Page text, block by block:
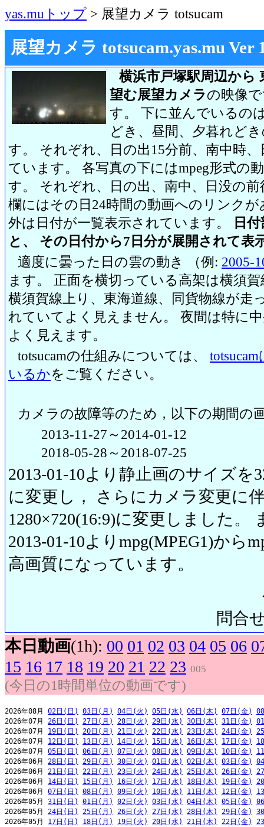
yas.muトップ > 展望カメラ totsucam
展望カメラ totsucam.yas.mu Ver
横浜市戸塚駅周辺から
望む展望カメラの映像
す。 下に並んでいるの
どき、昼間、夕暮れど
す。 それぞれ、日の出15分前、南中時
ています。 各写真の下にはmpeg形式の
す。 それぞれ、日の出、南中、日没の
欄にはその日24時間の動画へのリンク
外は日付が一覧表示されています。
日
と、 その日付から7日分が展開されて表
適度に曇った日の雲の動き （例: 2005-
ます。 正面を横切っている高架は横須
横須賀線上り、東海道線、同貨物線が走
れていてよく見えません。 夜間は特に
よく見えます。
totsucamの仕組みについては、
いるかをご覧ください。
カメラの故障等のため，以下の期間の
2013-11-27～2014-01-12
2018-05-28～2018-07-25
2013-01-10より静止画のサイズを
に変更し， さらにカメラ変更に
1280×720(16:9)に変更しました。
2013-01-10よりmpg(MPEG1)から
高画質になっています。
問合
本日動画(1h): 00 01 02 03 04 05 06
15 16 17 18 19 20 21 22 23 005
(今日の1時間単位の動画です)
2026年08月 02日(日) 03日(月) 04日(火) 05日(水) 06日(木) 07日(金)
2026年07月 26日(日) 27日(月) 28日(火) 29日(水) 30日(木) 31日(金)
2026年07月 19日(日) 20日(月) 21日(火) 22日(水) 23日(木) 24日(金)
2026年07月 12日(日) 13日(月) 14日(火) 15日(水) 16日(木) 17日(金)
2026年07月 05日(日) 06日(月) 07日(火) 08日(水) 09日(木) 10日(金)
2026年06月 28日(日) 29日(月) 30日(火) 01日(水) 02日(木) 03日(金)
2026年06月 21日(日) 22日(月) 23日(火) 24日(水) 25日(木) 26日(金)
2026年06月 14日(日) 15日(月) 16日(火) 17日(水) 18日(木) 19日(金)
2026年06月 07日(日) 08日(月) 09日(火) 10日(水) 11日(木) 12日(金)
2026年05月 31日(日) 01日(月) 02日(火) 03日(水) 04日(木) 05日(金)
2026年05月 24日(日) 25日(月) 26日(火) 27日(水) 28日(木) 29日(金)
2026年05月 17日(日) 18日(月) 19日(火) 20日(水) 21日(木) 22日(金)